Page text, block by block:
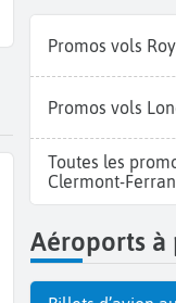
Promos vols
Promos vols
Toutes les
Clermont-
Aéroports à